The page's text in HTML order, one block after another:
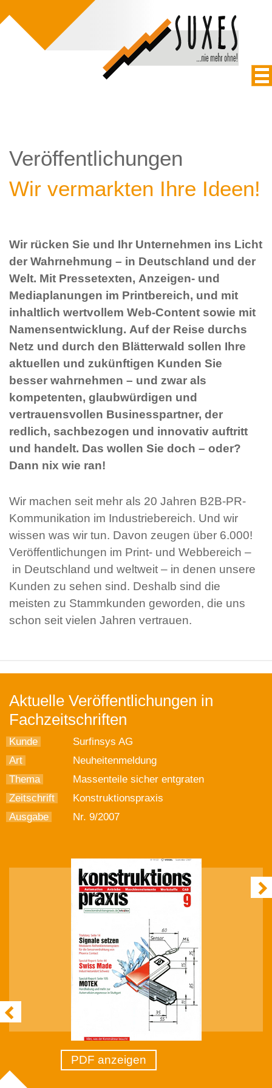
Veröffentlichungen
Wir vermarkten Ihre Ideen!
Wir rücken Sie und Ihr Unternehmen ins Licht
der Wahrnehmung – in Deutschland und der
Welt. Mit Pressetexten, Anzeigen- und
Mediaplanungen im Printbereich, und mit
inhaltlich wertvollem Web-Content sowie mit
Namensentwicklung. Auf der Reise durchs
Netz und durch den Blätterwald sollen Ihre
aktuellen und zukünftigen Kunden Sie
besser wahrnehmen – und zwar als
kompetenten, glaubwürdigen und
vertrauensvollen Businesspartner, der
redlich, sachbezogen und innovativ auftritt
und handelt. Das wollen Sie doch – oder?
Dann nix wie ran!
Wir machen seit mehr als 20 Jahren B2B-PR-
Kommunikation im Industriebereich. Und wir
wissen was wir tun. Davon zeugen über 6.000!
Veröffentlichungen im Print- und Webbereich –
in Deutschland und weltweit – in denen unsere
Kunden zu sehen sind. Deshalb sind die
meisten zu Stammkunden geworden, die uns
schon seit vielen Jahren vertrauen.
Aktuelle Veröffentlichungen in
Fachzeitschriften
Kunde
Surfinsys AG
Art
Neuheitenmeldung
Thema
Massenteile sicher entgraten
Zeitschrift
Konstruktionspraxis
Ausgabe
Nr. 9/2007
PDF anzeigen